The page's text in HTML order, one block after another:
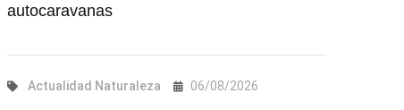
autocaravanas
Actualidad Naturaleza 06/08/2026